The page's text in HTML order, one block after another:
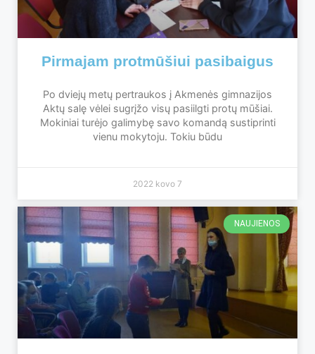
Pirmajam protmūšiui pasibaigus
Po dviejų metų pertraukos į Akmenės gimnazijos
Aktų salę vėlei sugrįžo visų pasiilgti protų mūšiai.
Mokiniai turėjo galimybę savo komandą sustiprinti
vienu mokytoju. Tokiu būdu
2022 kovo 7
NAUJIENOS